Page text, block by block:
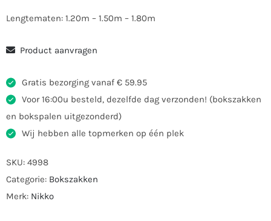
Lengtematen: 1.20m – 1.50m – 1.80m
Product aanvragen
Gratis bezorging vanaf € 59.95
Voor 16:00u besteld, dezelfde dag verzonden! (bokszakken
en bokspalen uitgezonderd)
Wij hebben alle topmerken op één plek
SKU: 4998
Categorie: Bokszakken
Merk: Nikko